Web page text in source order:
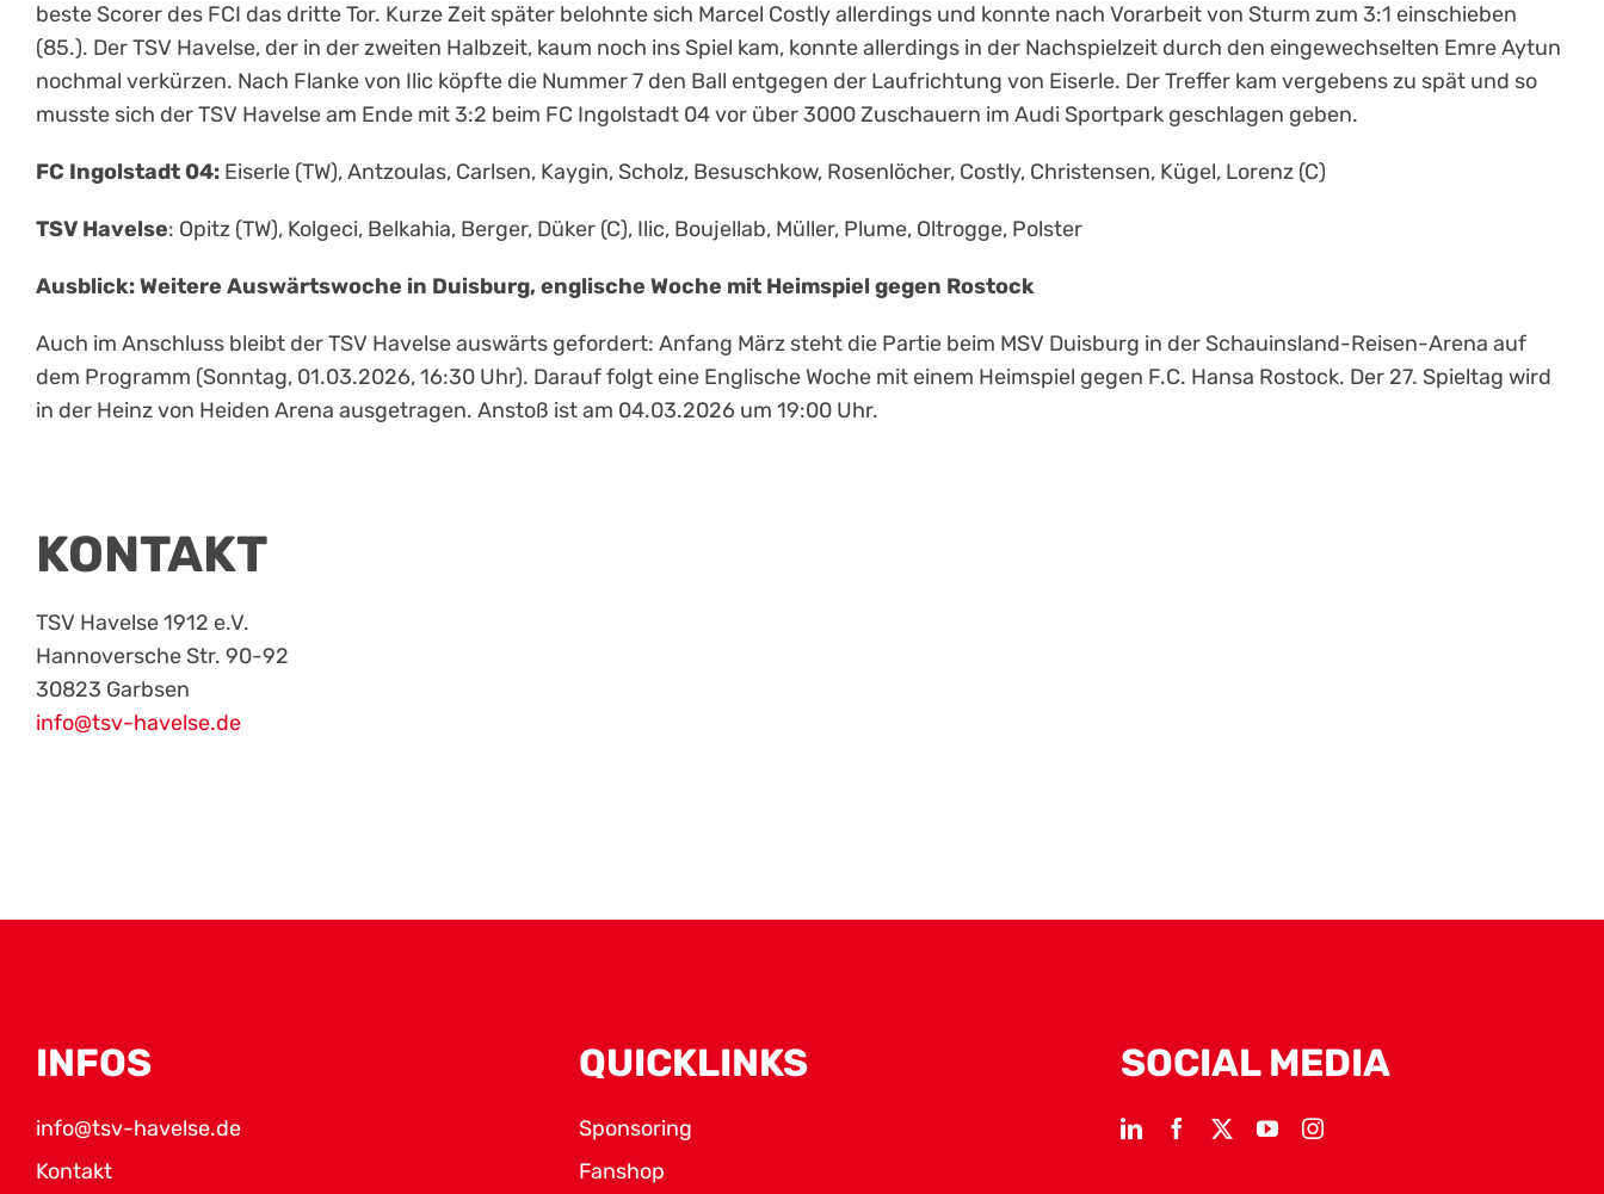
beste Scorer des FCI das dritte Tor. Kurze Zeit später belohnte sich Marcel Costly allerdings und konnte nach Vorarbeit von Sturm zum 3:1 einschieben
(85.). Der TSV Havelse, der in der zweiten Halbzeit, kaum noch ins Spiel kam, konnte allerdings in der Nachspielzeit durch den eingewechselten Emre Aytun
nochmal verkürzen. Nach Flanke von Ilic köpfte die Nummer 7 den Ball entgegen der Laufrichtung von Eiserle. Der Treffer kam vergebens zu spät und so
musste sich der TSV Havelse am Ende mit 3:2 beim FC Ingolstadt 04 vor über 3000 Zuschauern im Audi Sportpark geschlagen geben.
FC Ingolstadt 04: Eiserle (TW), Antzoulas, Carlsen, Kaygin, Scholz, Besuschkow, Rosenlöcher, Costly, Christensen, Kügel, Lorenz (C)
TSV Havelse: Opitz (TW), Kolgeci, Belkahia, Berger, Düker (C), Ilic, Boujellab, Müller, Plume, Oltrogge, Polster
Ausblick: Weitere Auswärtswoche in Duisburg, englische Woche mit Heimspiel gegen Rostock
Auch im Anschluss bleibt der TSV Havelse auswärts gefordert: Anfang März steht die Partie beim MSV Duisburg in der Schauinsland-Reisen-Arena auf
dem Programm (Sonntag, 01.03.2026, 16:30 Uhr). Darauf folgt eine Englische Woche mit einem Heimspiel gegen F.C. Hansa Rostock. Der 27. Spieltag wird
in der Heinz von Heiden Arena ausgetragen. Anstoß ist am 04.03.2026 um 19:00 Uhr.
KONTAKT
TSV Havelse 1912 e.V.
Hannoversche Str. 90-92
30823 Garbsen
info@tsv-havelse.de
INFOS
info@tsv-havelse.de
Kontakt
QUICKLINKS
Sponsoring
Fanshop
SOCIAL MEDIA